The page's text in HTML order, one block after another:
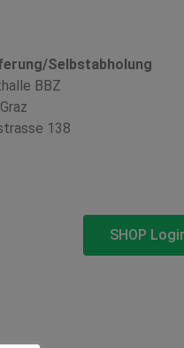
Selbstabholung
BBZ
138
SHOP